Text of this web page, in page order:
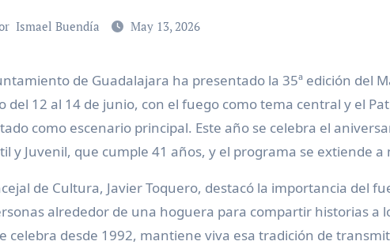
Ismael Buendía May 13, 2026
del 12 al 14 de junio, con el fuego como tema central y el
como escenario principal. Este año se celebra el
y Juvenil, que cumple 41 años, y el programa se extiende a
de Cultura, Javier Toquero, destacó la importancia del
alrededor de una hoguera para compartir historias a
celebra desde 1992, mantiene viva esa tradición de